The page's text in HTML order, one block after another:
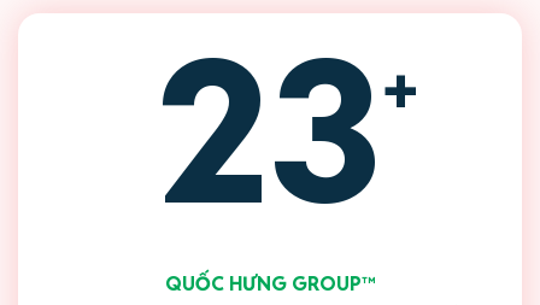
23+
QUỐC HƯNG GROUP™